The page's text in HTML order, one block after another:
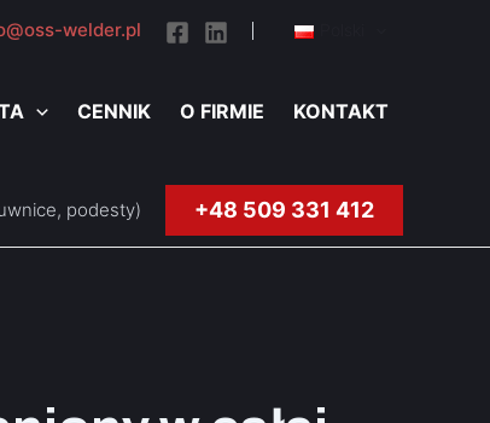
welder.pl
CENNIK O FIRMIE KONTAKT
podesty) +48 509 331 412